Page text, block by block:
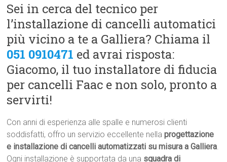
Sei in cerca del tecnico per
l’installazione di cancelli automatici
più vicino a te a Galliera? Chiama il
051 0910471 ed avrai risposta:
Giacomo, il tuo installatore di fiducia
per cancelli Faac e non solo, pronto a
servirti!
Con anni di esperienza alle spalle e numerosi clienti
soddisfatti, offro un servizio eccellente nellaprogettazione
e installazione di cancelli automatizzati su misura a Galliera.
Ogni installazione è supportata da una squadra di